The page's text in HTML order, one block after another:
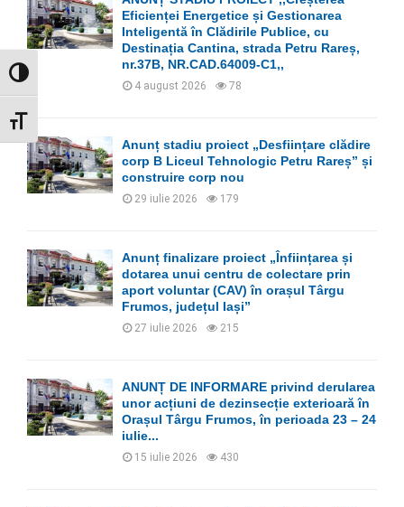
GLISOR NIVEL CONTRAST
GLISOR MĂRIME FONT
r
:
C
Eficienței Energetice și Gestionarea
Inteligentă în Clădirile Publice, cu
Destinația Cantina, strada Petru Rareș,
nr.37B, NR.CAD.64009-C1,,
4 august 2026 78
Anunț stadiu proiect „Desființare clădire
corp B Liceul Tehnologic Petru Rareș” și
construire corp nou
29 iulie 2026 179
Anunț finalizare proiect „Înființarea și
dotarea unui centru de colectare prin
aport voluntar (CAV) în orașul Târgu
Frumos, județul Iași”
27 iulie 2026 215
ANUNȚ DE INFORMARE privind derularea
unor acțiuni de dezinsecție exterioară în
Orașul Târgu Frumos, în perioada 23 – 24
iulie...
15 iulie 2026 430